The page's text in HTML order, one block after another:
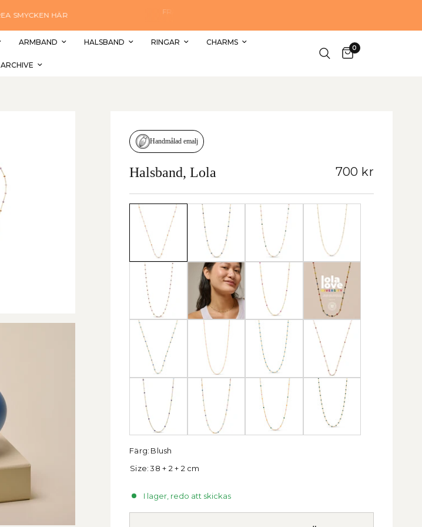
FRAKT ÄR 60 KR. ELLER FRI PÅ BESTÄLLNINGAR ÖVER 1000 KR. –
ARMBAND HALSBAND RINGAR CHARMS
ARCHIVE
0
Handmålad emalj
Halsband, Lola 700 kr
Färg: Blush
Size: 38 + 2 + 2 cm
I lager, redo att skickas